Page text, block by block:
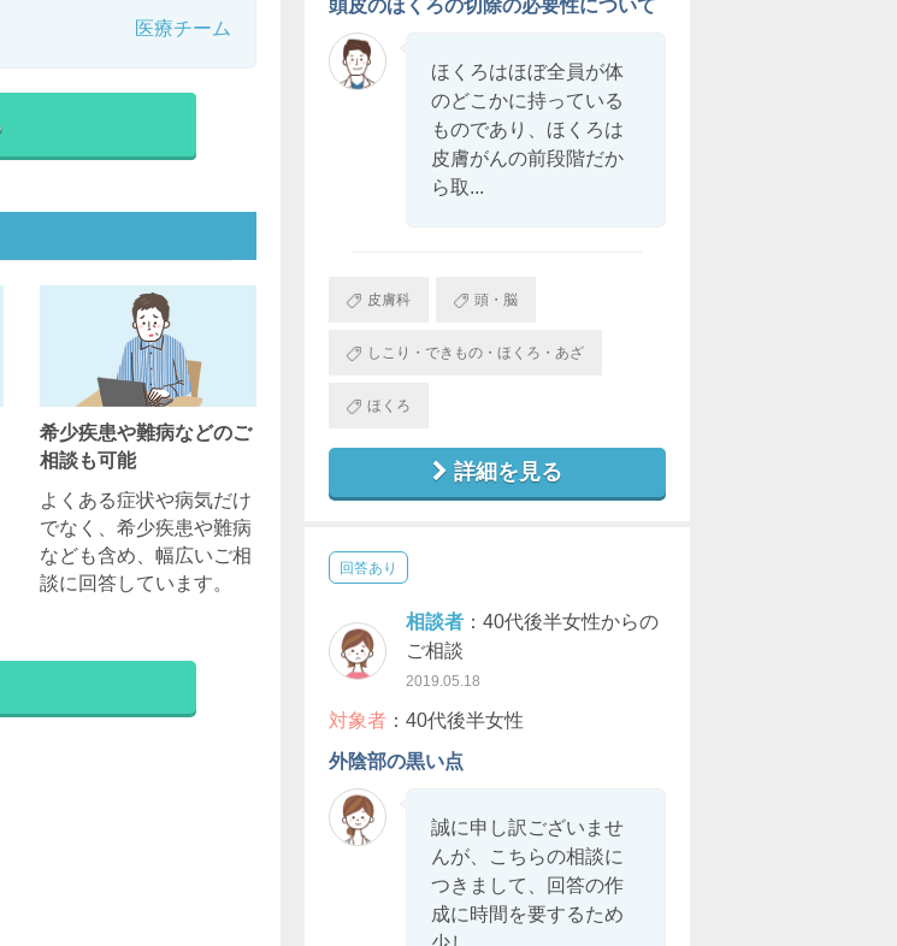
医療チーム
希少疾患や難病などのご
相談も可能
よくある症状や病気だけ
でなく、希少疾患や難病
なども含め、幅広いご相
談に回答しています。
頭皮のほくろの切除の必要性について
ほくろはほぼ全員が体
のどこかに持っている
ものであり、ほくろは
皮膚がんの前段階だか
ら取...
皮膚科 頭・脳
しこり・できもの・ほくろ・あざ
ほくろ
詳細を見る
回答あり
相談者：40代後半女性からの
ご相談
2019.05.18
対象者：40代後半女性
外陰部の黒い点
誠に申し訳ございませ
んが、こちらの相談に
つきまして、回答の作
成に時間を要するため